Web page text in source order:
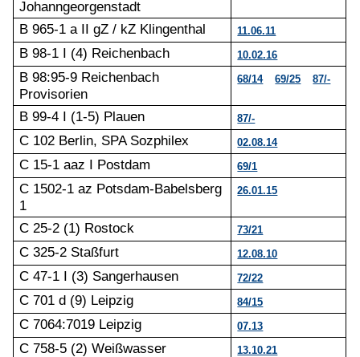
Johanngeorgenstadt
B 965-1 a II gZ / kZ Klingenthal 11.06.11
B 98-1 I (4) Reichenbach 10.02.16
B 98:95-9 Reichenbach
Provisorien
68/14 69/25 87/-
B 99-4 I (1-5) Plauen 87/-
C 102 Berlin, SPA Sozphilex 02.08.14
C 15-1 aaz I Postdam 69/1
C 1502-1 az Potsdam-Babelsberg
1
26.01.15
C 25-2 (1) Rostock 73/21
C 325-2 Staßfurt 12.08.10
C 47-1 I (3) Sangerhausen 72/22
C 701 d (9) Leipzig 84/15
C 7064:7019 Leipzig 07.13
C 758-5 (2) Weißwasser 13.10.21